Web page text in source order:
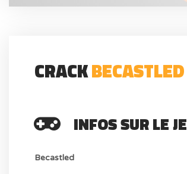
CRACKBECASTLED
INFOS SUR LE
Becastled